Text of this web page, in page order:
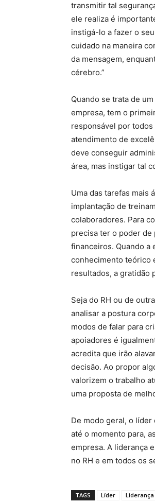
transmitir tal
ele realiza é
instigá-lo a fazer o
cuidado na maneira
da mensagem,
cérebro.”
Quando se trata de
empresa, tem o
responsável por
atendimento de
deve conseguir
área, mas instigar tal
Uma das tarefas mais
implantação de
colaboradores. Para
precisa ter o poder
financeiros. Quando a
conhecimento teórico
resultados, a gratidão
Seja do RH ou de
analisar a postura
modos de falar para
apoiadores é
acredita que irão
decisão. Ao propor
valorizem o trabalho
uma proposta de
De modo geral, o
até o momento para,
empresa. A liderança
no RH e em todos os
TAGS Líder Liderança